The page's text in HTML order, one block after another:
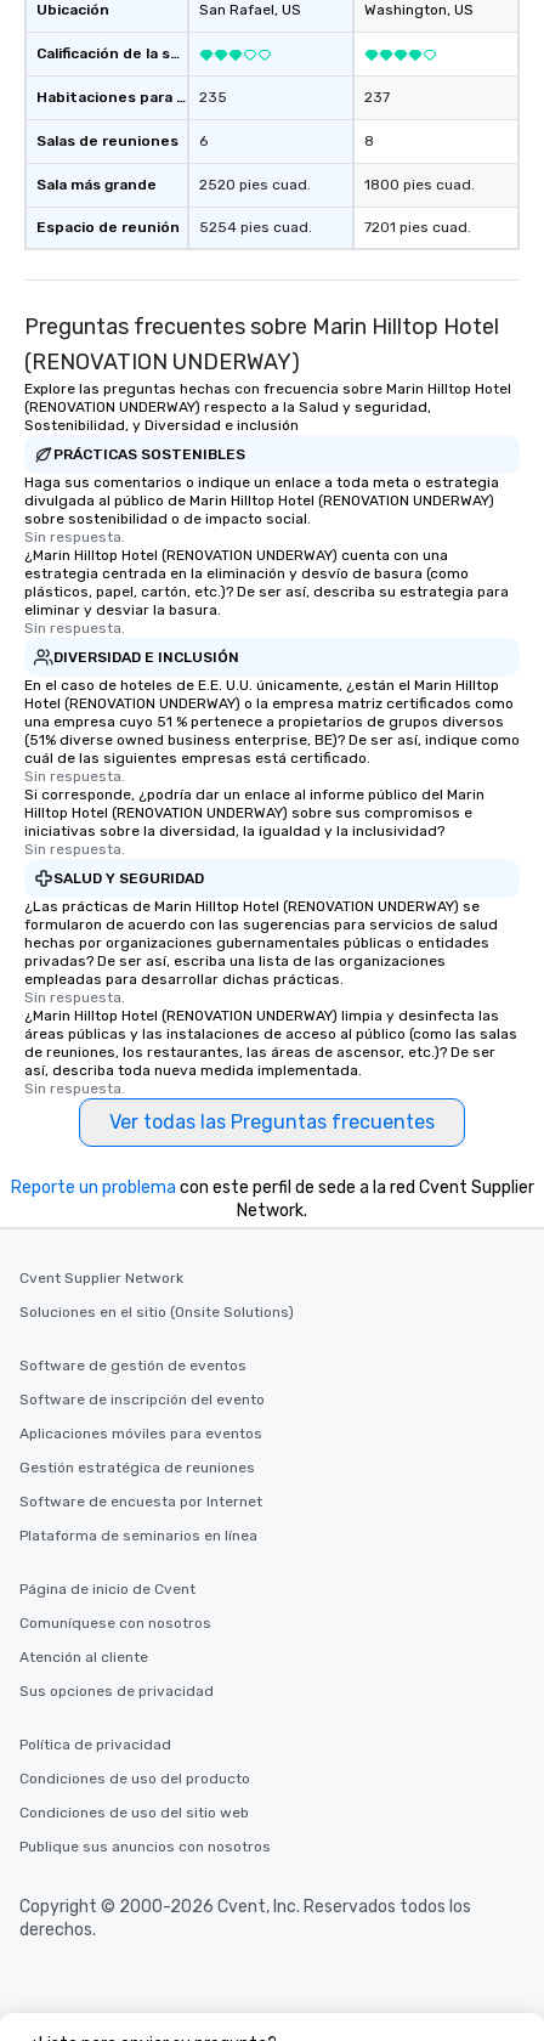
Ubicación
Calificación de la sede
Habitaciones para huéspedes
Salas de reuniones
Sala más grande
Espacio de reunión
San Rafael, US
235
6
2520 pies cuad.
5254 pies cuad.
Washington, US
237
8
1800 pies cuad.
7201 pies cuad.
Preguntas frecuentes sobre Marin Hilltop Hotel
(RENOVATION UNDERWAY)
Explore las preguntas hechas con frecuencia sobre Marin Hilltop Hotel
(RENOVATION UNDERWAY) respecto a la Salud y seguridad,
Sostenibilidad, y Diversidad e inclusión
PRÁCTICAS SOSTENIBLES
Haga sus comentarios o indique un enlace a toda meta o estrategia
divulgada al público de Marin Hilltop Hotel (RENOVATION UNDERWAY)
sobre sostenibilidad o de impacto social.
Sin respuesta.
¿Marin Hilltop Hotel (RENOVATION UNDERWAY) cuenta con una
estrategia centrada en la eliminación y desvío de basura (como
plásticos, papel, cartón, etc.)? De ser así, describa su estrategia para
eliminar y desviar la basura.
Sin respuesta.
DIVERSIDAD E INCLUSIÓN
En el caso de hoteles de E.E. U.U. únicamente, ¿están el Marin Hilltop
Hotel (RENOVATION UNDERWAY) o la empresa matriz certificados como
una empresa cuyo 51 % pertenece a propietarios de grupos diversos
(51% diverse owned business enterprise, BE)? De ser así, indique como
cuál de las siguientes empresas está certificado.
Sin respuesta.
Si corresponde, ¿podría dar un enlace al informe público del Marin
Hilltop Hotel (RENOVATION UNDERWAY) sobre sus compromisos e
iniciativas sobre la diversidad, la igualdad y la inclusividad?
Sin respuesta.
SALUD Y SEGURIDAD
¿Las prácticas de Marin Hilltop Hotel (RENOVATION UNDERWAY) se
formularon de acuerdo con las sugerencias para servicios de salud
hechas por organizaciones gubernamentales públicas o entidades
privadas? De ser así, escriba una lista de las organizaciones
empleadas para desarrollar dichas prácticas.
Sin respuesta.
¿Marin Hilltop Hotel (RENOVATION UNDERWAY) limpia y desinfecta las
áreas públicas y las instalaciones de acceso al público (como las salas
de reuniones, los restaurantes, las áreas de ascensor, etc.)? De ser
así, describa toda nueva medida implementada.
Sin respuesta.
Ver todas las Preguntas frecuentes
Reporte un problema con este perfil de sede a la red Cvent Supplier
Network.
Cvent Supplier Network
Soluciones en el sitio (Onsite Solutions)
Software de gestión de eventos
Software de inscripción del evento
Aplicaciones móviles para eventos
Gestión estratégica de reuniones
Software de encuesta por Internet
Plataforma de seminarios en línea
Página de inicio de Cvent
Comuníquese con nosotros
Atención al cliente
Sus opciones de privacidad
Política de privacidad
Condiciones de uso del producto
Condiciones de uso del sitio web
Publique sus anuncios con nosotros
Copyright © 2000-2026 Cvent, Inc. Reservados todos los
derechos.